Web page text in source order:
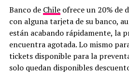
Banco de Chileofrece un 20% de
con alguna tarjeta de su banco,
están acabando rápidamente, la
encuentra agotada. Lo mismo
tickets disponible para la
solo quedan disponibles